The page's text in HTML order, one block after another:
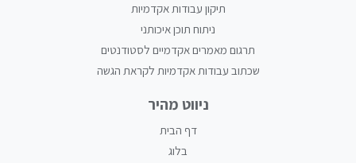
תיקון עבודות אקדמיות
ניתוח תוכן איכותני
תרגום מאמרים אקדמיים לסטודנטים
שכתוב עבודות אקדמיות לקראת הגשה
ניווט מהיר
דף הבית
בלוג